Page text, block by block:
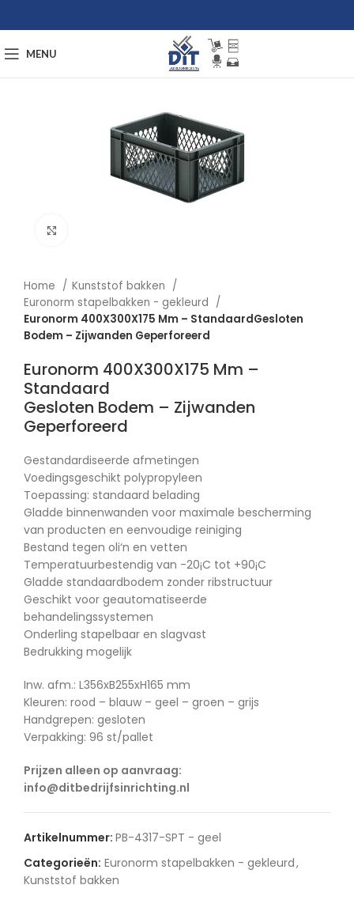
MENU
Home
Kunststof bakken
Euronorm stapelbakken - gekleurd
Euronorm 400X300X175 Mm – StandaardGesloten
Bodem – Zijwanden Geperforeerd
Euronorm 400X300X175 Mm –
Standaard
Gesloten Bodem – Zijwanden
Geperforeerd
Gestandardiseerde afmetingen
Voedingsgeschikt polypropyleen
Toepassing: standaard belading
Gladde binnenwanden voor maximale bescherming
van producten en eenvoudige reiniging
Bestand tegen oli‘n en vetten
Temperatuurbestendig van -20¡C tot +90¡C
Gladde standaardbodem zonder ribstructuur
Geschikt voor geautomatiseerde
behandelingssystemen
Onderling stapelbaar en slagvast
Bedrukking mogelijk
Inw. afm.: L356xB255xH165 mm
Kleuren: rood – blauw – geel – groen – grijs
Handgrepen: gesloten
Verpakking: 96 st/pallet
Prijzen alleen op aanvraag:
info@ditbedrijfsinrichting.nl
Artikelnummer: PB-4317-SPT - geel
Categorieën: Euronorm stapelbakken - gekleurd,
Kunststof bakken